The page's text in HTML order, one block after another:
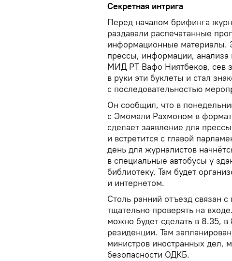
Секретная интрига
Перед началом брифинга
раздавали распечатанные
информационные материалы.
прессы, информации, анализа
МИД РТ Вафо Ниятбеков, сев
в руки эти буклеты и стал
с последовательностью
Он сообщил, что в
с Эмомали Рахмоном в
сделает заявление для
и встретится с главой
день для журналистов
в специальные автобусы у
библиотеку. Там будет
и интернетом.
Столь ранний отъезд связан
тщательно проверять на
можно будет сделать в 8.35,
резиденции. Там
министров иностранных дел,
безопасности ОДКБ.